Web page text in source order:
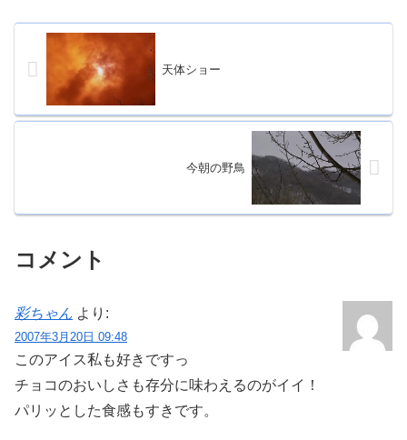
天体ショー
今朝の野鳥
コメント
彩ちゃん より:
2007年3月20日 09:48
このアイス私も好きですっ
チョコのおいしさも存分に味わえるのがイイ！
パリッとした食感もすきです。